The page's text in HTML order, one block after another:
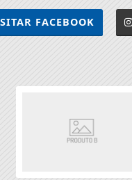
FACEBOOK